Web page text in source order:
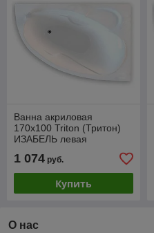
Ванна акриловая
170х100 Triton (Тритон)
ИЗАБЕЛЬ левая
1 074 руб.
Купить
О нас